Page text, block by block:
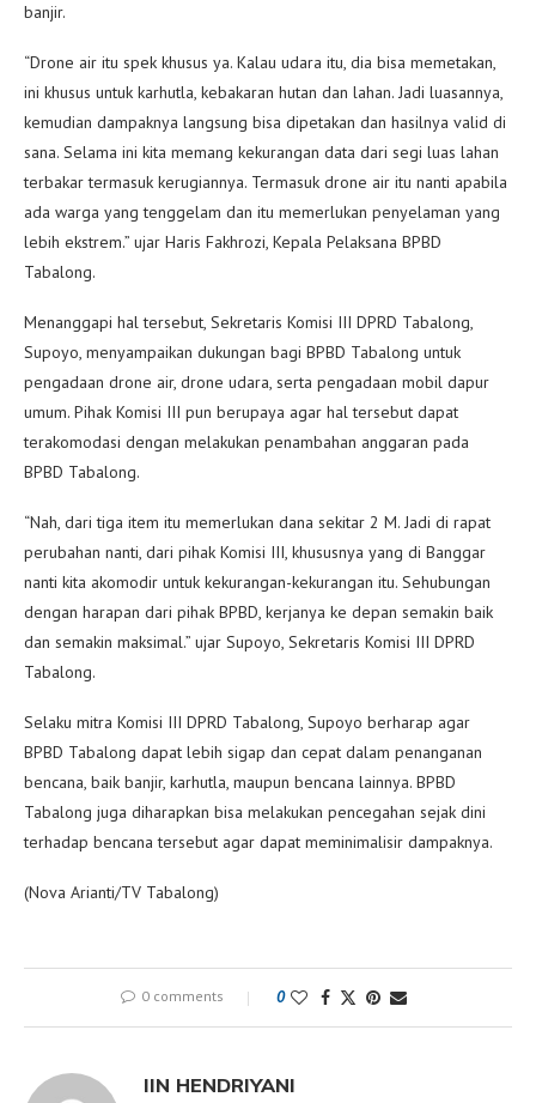
banjir.
“Drone air itu spek khusus ya. Kalau udara itu, dia bisa memetakan,
ini khusus untuk karhutla, kebakaran hutan dan lahan. Jadi luasannya,
kemudian dampaknya langsung bisa dipetakan dan hasilnya valid di
sana. Selama ini kita memang kekurangan data dari segi luas lahan
terbakar termasuk kerugiannya. Termasuk drone air itu nanti apabila
ada warga yang tenggelam dan itu memerlukan penyelaman yang
lebih ekstrem.” ujar Haris Fakhrozi, Kepala Pelaksana BPBD
Tabalong.
Menanggapi hal tersebut, Sekretaris Komisi III DPRD Tabalong,
Supoyo, menyampaikan dukungan bagi BPBD Tabalong untuk
pengadaan drone air, drone udara, serta pengadaan mobil dapur
umum. Pihak Komisi III pun berupaya agar hal tersebut dapat
terakomodasi dengan melakukan penambahan anggaran pada
BPBD Tabalong.
“Nah, dari tiga item itu memerlukan dana sekitar 2 M. Jadi di rapat
perubahan nanti, dari pihak Komisi III, khususnya yang di Banggar
nanti kita akomodir untuk kekurangan-kekurangan itu. Sehubungan
dengan harapan dari pihak BPBD, kerjanya ke depan semakin baik
dan semakin maksimal.” ujar Supoyo, Sekretaris Komisi III DPRD
Tabalong.
Selaku mitra Komisi III DPRD Tabalong, Supoyo berharap agar
BPBD Tabalong dapat lebih sigap dan cepat dalam penanganan
bencana, baik banjir, karhutla, maupun bencana lainnya. BPBD
Tabalong juga diharapkan bisa melakukan pencegahan sejak dini
terhadap bencana tersebut agar dapat meminimalisir dampaknya.
(Nova Arianti/TV Tabalong)
0 comments 0
IIN HENDRIYANI